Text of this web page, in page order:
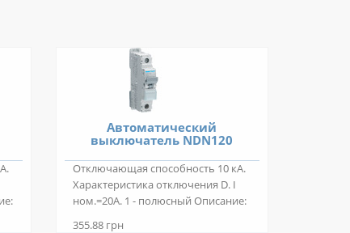
Автоматический
выключатель NDN120
Отключающая способность 10 кА.
Характеристика отключения D. I
ном.=20А. 1 - полюсный Описание:
355.88 грн